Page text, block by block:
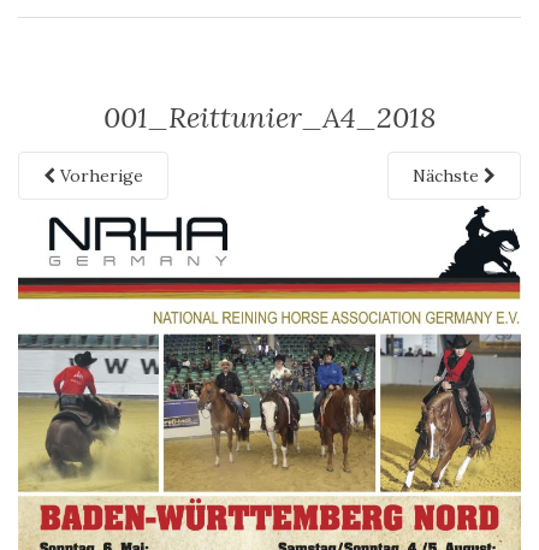
001_Reittunier_A4_2018
Vorherige Nächste